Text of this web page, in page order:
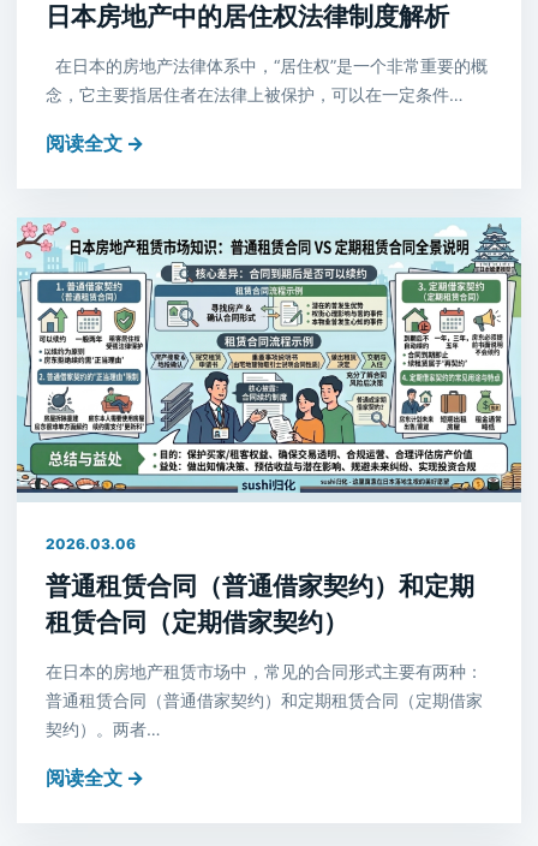
日本房地产中的居住权法律制度解析
在日本的房地产法律体系中，“居住权”是一个非常重要的概
念，它主要指居住者在法律上被保护，可以在一定条件…
阅读全文 →
2026.03.06
普通租赁合同（普通借家契约）和定期
租赁合同（定期借家契约）
在日本的房地产租赁市场中，常见的合同形式主要有两种：
普通租赁合同（普通借家契约）和定期租赁合同（定期借家
契约）。两者…
阅读全文 →